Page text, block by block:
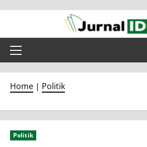
content
Primary
Home | Politik
Politik